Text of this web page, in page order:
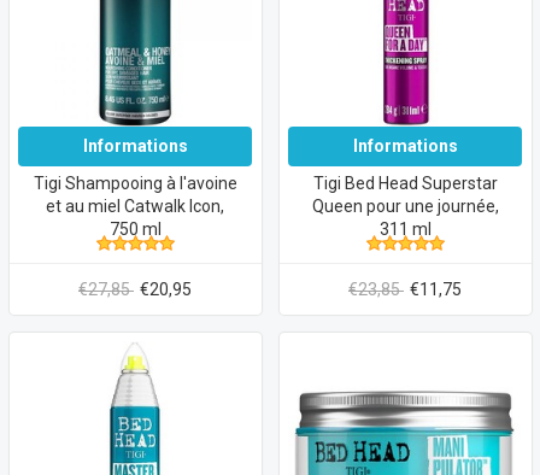
Informations
Tigi Shampooing à l'avoine
et au miel Catwalk Icon,
750 ml
€27,85 €20,95
Informations
Tigi Bed Head Superstar
Queen pour une journée,
311 ml
€23,85 €11,75